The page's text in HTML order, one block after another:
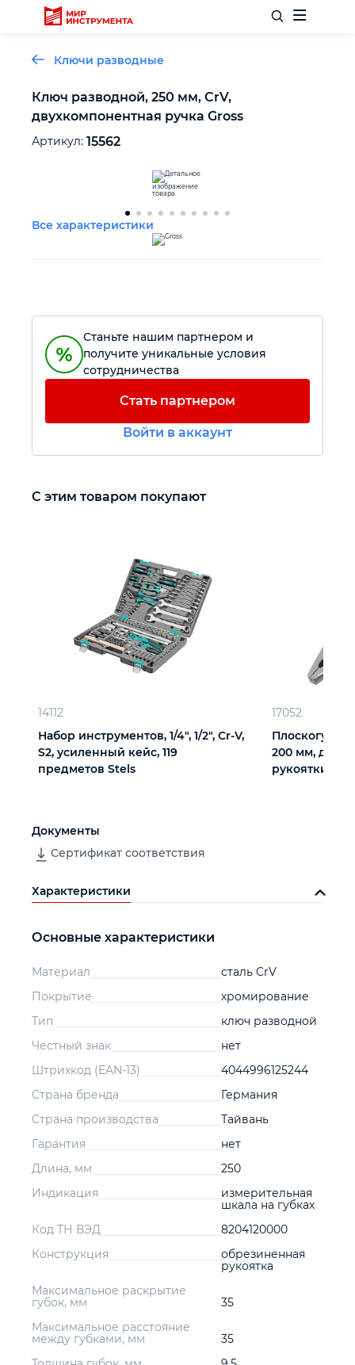
Отделочный инструмент
Столярный инструмент
Силовое оборудование
Крепежный инструмент
Ключи разводные
Ключ разводной, 250 мм, CrV,
двухкомпонентная ручка Gross
Артикул: 15562
Все характеристики
Станьте нашим партнером и
получите уникальные условия
сотрудничества
Стать партнером
Войти в аккаунт
С этим товаром покупают
14112
Набор инструментов, 1/4", 1/2", Cr-V,
S2, усиленный кейс, 119
предметов Stels
17052
200 мм,
рукоятки
Документы
Сертификат соответствия
Характеристики
Основные характеристики
Материал
сталь CrV
Покрытие
хромирование
Тип
ключ разводной
Честный знак
нет
Штрихкод (EAN-13)
4044996125244
Страна бренда
Германия
Страна производства
Тайвань
Гарантия
нет
Длина, мм
250
Индикация
измерительная
шкала на губках
Код ТН ВЭД
8204120000
Конструкция
обрезиненная
рукоятка
Максимальное раскрытие
губок, мм
35
Максимальное расстояние
между губками, мм
35